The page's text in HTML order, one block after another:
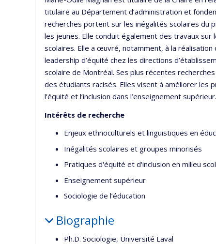
titulaire au Département d’administration et
recherches portent sur les inégalités scolaires du
les jeunes. Elle conduit également des travaux sur
scolaires. Elle a œuvré, notamment, à la
leadership d’équité chez les directions
scolaire de Montréal. Ses plus récentes
des étudiants racisés. Elles visent à améliorer les
l’équité et l’inclusion dans l’enseignement supérieur.
Intérêts de recherche
Enjeux ethnoculturels et linguistiques en
Inégalités scolaires et groupes minorisés
Pratiques d'équité et d'inclusion en milieu
Enseignement supérieur
Sociologie de l’éducation
Biographie
Ph.D. Sociologie, Université Laval